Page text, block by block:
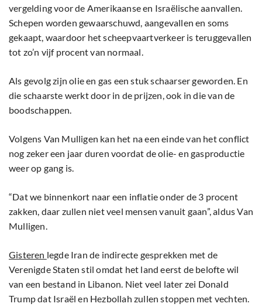
vergelding voor de Amerikaanse en Israëlische aanvallen.
Schepen worden gewaarschuwd, aangevallen en soms
gekaapt, waardoor het scheepvaartverkeer is teruggevallen
tot zo’n vijf procent van normaal.
Als gevolg zijn olie en gas een stuk schaarser geworden. En
die schaarste werkt door in de prijzen, ook in die van de
boodschappen.
Volgens Van Mulligen kan het na een einde van het conflict
nog zeker een jaar duren voordat de olie- en gasproductie
weer op gang is.
“Dat we binnenkort naar een inflatie onder de 3 procent
zakken, daar zullen niet veel mensen vanuit gaan”, aldus Van
Mulligen.
Gisteren legde Iran de indirecte gesprekken met de
Verenigde Staten stil omdat het land eerst de belofte wil
van een bestand in Libanon. Niet veel later zei Donald
Trump dat Israël en Hezbollah zullen stoppen met vechten.